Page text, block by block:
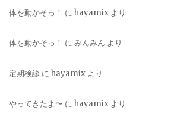
体を動かそっ！ に hayamix より
体を動かそっ！ に みんみん より
定期検診 に hayamix より
やってきたよ〜 に hayamix より